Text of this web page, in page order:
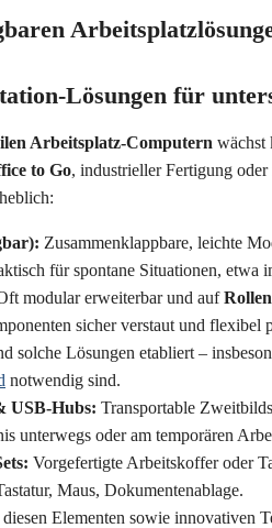
Lösungen für
Arbeitsplatz-Computern wächst
to Go, industrieller Fertigung
Zusammenklappbare, leichte
für spontane Situationen, etwa
modular erweiterbar und aufRollen
sicher verstaut und flexibel
solche Lösungen etabliert –
notwendig sind.
USB-Hubs: Transportable
unterwegs oder am temporären
Vorgefertigte Arbeitskoffer oder
Maus, Dokumentenablage.
Elementen sowie innovativen